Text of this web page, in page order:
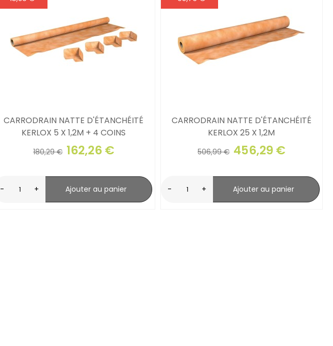
CARRODRAIN NATTE D'ÉTANCHÉITÉ
KERLOX 5 X 1,2M + 4 COINS
180,29 € 162,26 €
- + Ajouter au panier
CARRODRAIN NATTE D'ÉTANCHÉITÉ
KERLOX 25 X 1,2M
506,99 € 456,29 €
- + Ajouter au panier